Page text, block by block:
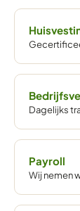
Dagelijks
Payroll
Wij nemen